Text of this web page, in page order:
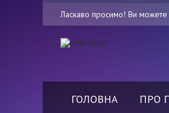
Ласкаво просимо! Ви можете
ГОЛОВНА ПРО